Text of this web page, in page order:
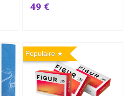
49 €
Populaire